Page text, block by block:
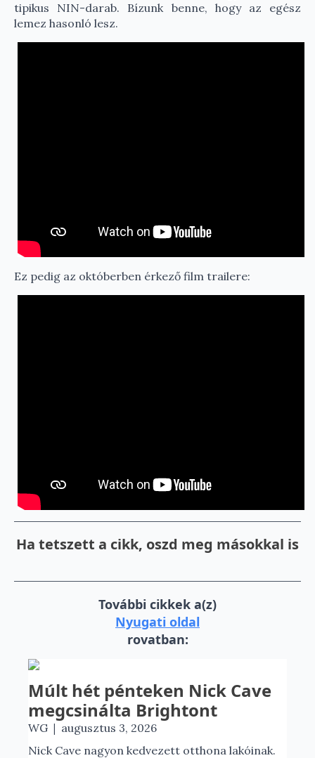
tipikus NIN-darab. Bízunk benne, hogy az egész
lemez hasonló lesz.
Ez pedig az októberben érkező film trailere:
Ha tetszett a cikk, oszd meg másokkal is
További cikkek a(z)
Nyugati oldal
rovatban:
Múlt hét pénteken Nick Cave
megcsinálta Brightont
WG | augusztus 3, 2026
Nick Cave nagyon kedvezett otthona lakóinak.